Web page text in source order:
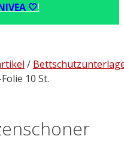
🤍!
/
10 St.